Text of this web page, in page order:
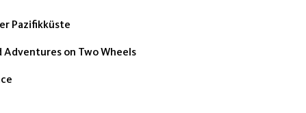
Pazifikküste
on Two Wheels